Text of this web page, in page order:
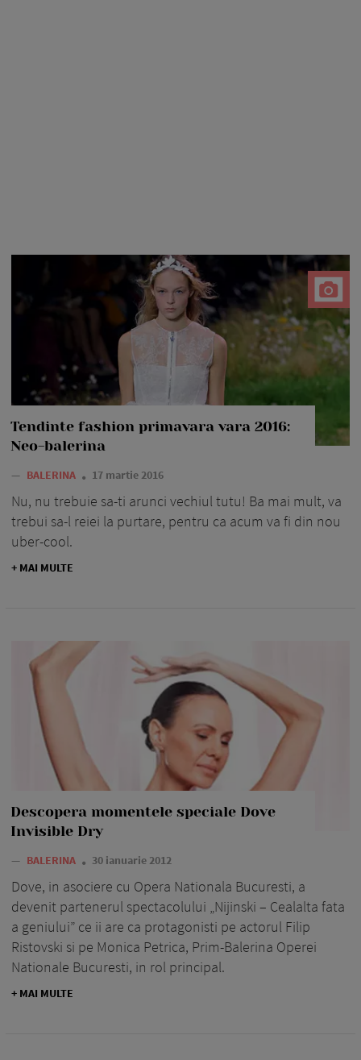
Tendinte fashion primavara vara 2016:
Neo-balerina
— BALERINA 17 martie 2016
Nu, nu trebuie sa-ti arunci vechiul tutu! Ba mai mult, va
trebui sa-l reiei la purtare, pentru ca acum va fi din nou
uber-cool.
+ MAI MULTE
Descopera momentele speciale Dove
Invisible Dry
— BALERINA 30 ianuarie 2012
Dove, in asociere cu Opera Nationala Bucuresti, a
devenit partenerul spectacolului „Nijinski – Cealalta fata
a geniului” ce ii are ca protagonisti pe actorul Filip
Ristovski si pe Monica Petrica, Prim-Balerina Operei
Nationale Bucuresti, in rol principal.
+ MAI MULTE